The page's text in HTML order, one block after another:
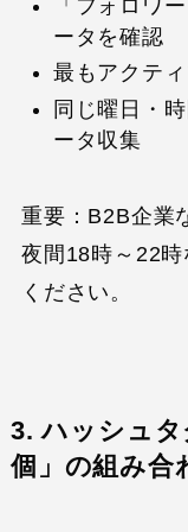
「フォロワ
ータを確認
最もアクテ
同じ曜日・
ータ収集
重要：B2B企業
夜間18時～22
ください。
3. ハッシュ
個」の組み合